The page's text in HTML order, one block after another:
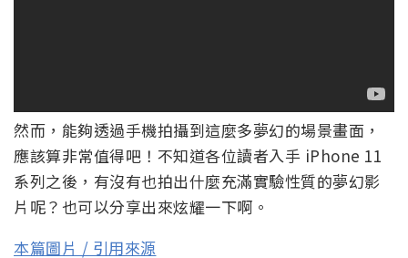
然而，能夠透過手機拍攝到這麼多夢幻的場景畫面，
應該算非常值得吧！不知道各位讀者入手 iPhone 11
系列之後，有沒有也拍出什麼充滿實驗性質的夢幻影
片呢？也可以分享出來炫耀一下啊。
本篇圖片 / 引用來源